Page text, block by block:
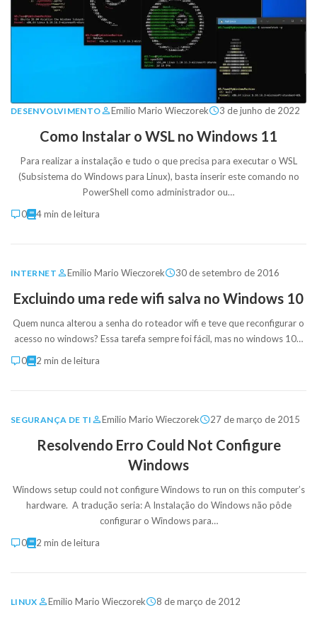
DESENVOLVIMENTO Emilio Mario Wieczorek 3 de junho de 2022
Como Instalar o WSL no Windows 11
Para realizar a instalação e tudo o que precisa para executar o WSL
(Subsistema do Windows para Linux), basta inserir este comando no
PowerShell como administrador ou…
0
4 min de leitura
INTERNET Emilio Mario Wieczorek 30 de setembro de 2016
Excluindo uma rede wifi salva no Windows 10
Quem nunca alterou a senha do roteador wifi e teve que reconfigurar o
acesso no windows? Essa tarefa sempre foi fácil, mas no windows 10…
0
2 min de leitura
SEGURANÇA DE TI Emilio Mario Wieczorek 27 de março de 2015
Resolvendo Erro Could Not Configure
Windows
Windows setup could not configure Windows to run on this computer’s
hardware. A tradução seria: A Instalação do Windows não pôde
configurar o Windows para…
0
2 min de leitura
LINUX Emilio Mario Wieczorek 8 de março de 2012